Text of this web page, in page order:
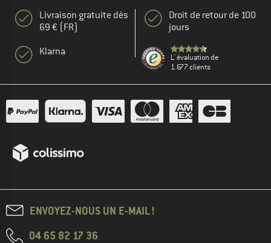
Livraison gratuite dès
69 € (FR)
Klarna
Droit de retour de 100
jours
L' évaluation de
1.677 clients
ENVOYEZ-NOUS UN E-MAIL !
04 65 82 17 36